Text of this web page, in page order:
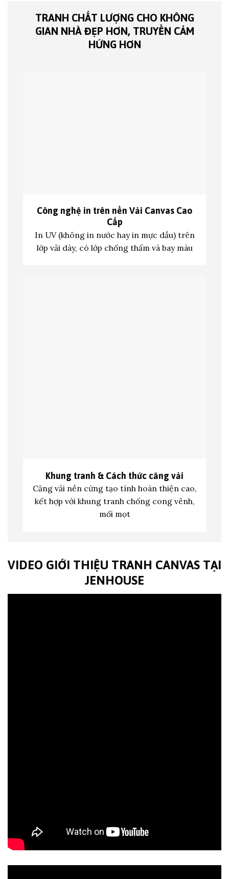
TRANH CHẤT LƯỢNG CHO KHÔNG
GIAN NHÀ ĐẸP HƠN, TRUYỀN CẢM
HỨNG HƠN
Công nghệ in trên nền Vải Canvas Cao
Cấp
In UV (không in nước hay in mực dầu) trên
lớp vải dày, có lớp chống thấm và bay màu
Khung tranh & Cách thức căng vải
Căng vải nền cứng tạo tính hoàn thiện cao,
kết hợp với khung tranh chống cong vênh,
mối mọt
VIDEO GIỚI THIỆU TRANH CANVAS TẠI
JENHOUSE